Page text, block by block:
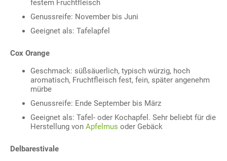
festem Fruchtfleisch
Genussreife: November bis Juni
Geeignet als: Tafelapfel
Cox Orange
Geschmack: süßsäuerlich, typisch würzig, hoch
aromatisch, Fruchtfleisch fest, fein, später angenehm
mürbe
Genussreife: Ende September bis März
Geeignet als: Tafel- oder Kochapfel. Sehr beliebt für die
Herstellung von Apfelmus oder Gebäck
Delbarestivale